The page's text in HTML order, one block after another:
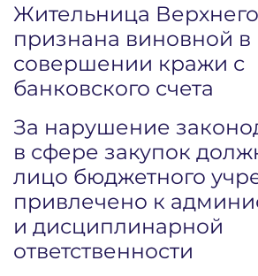
Жительница
признана виновной в
совершении кражи с
банковского счета
За нарушение
в сфере закупок
лицо бюджетного
привлечено к
и дисциплинарной
ответственности